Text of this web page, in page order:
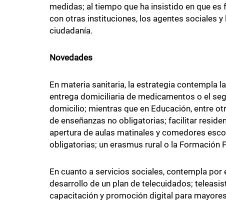
medidas; al tiempo que ha insistido en que es
con otras instituciones, los agentes sociales
ciudadanía.
Novedades
En materia sanitaria, la estrategia contempla
entrega domiciliaria de medicamentos o el
domicilio; mientras que en Educación, entre
de enseñanzas no obligatorias; facilitar
apertura de aulas matinales y comedores
obligatorias; un erasmus rural o la Formación
En cuanto a servicios sociales, contempla
desarrollo de un plan de telecuidados;
capacitación y promoción digital para